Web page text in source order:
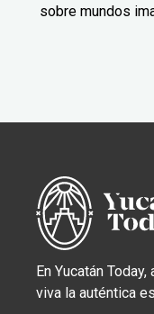
sobre mundos
En Yucatán
viva la auténtica